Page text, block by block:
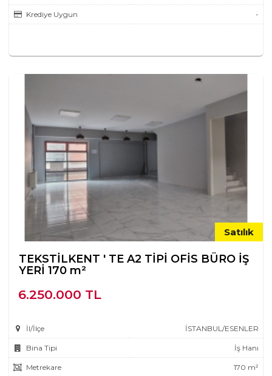
Krediye Uygun -
Satılık
TEKSTİLKENT ' TE A2 TİPİ OFİS BÜRO İŞ
YERİ 170 m²
6.250.000 TL
İl/İlçe İSTANBUL/ESENLER
Bina Tipi İş Hanı
Metrekare 170 m²